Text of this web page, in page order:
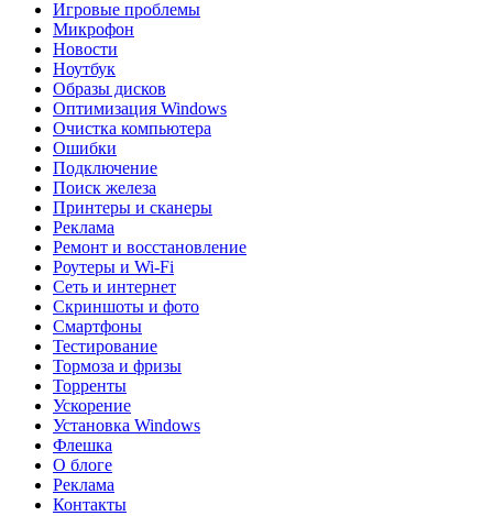
Игровые проблемы
Микрофон
Новости
Ноутбук
Образы дисков
Оптимизация Windows
Очистка компьютера
Ошибки
Подключение
Поиск железа
Принтеры и сканеры
Реклама
Ремонт и восстановление
Роутеры и Wi-Fi
Сеть и интернет
Скриншоты и фото
Смартфоны
Тестирование
Тормоза и фризы
Торренты
Ускорение
Установка Windows
Флешка
О блоге
Реклама
Контакты